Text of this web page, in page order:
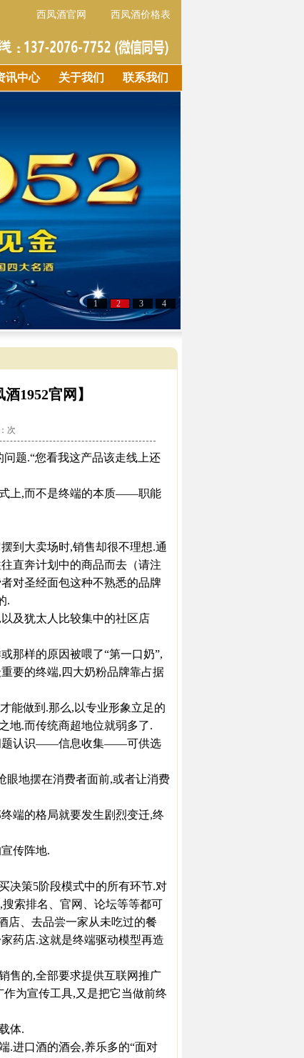
西凤酒官网 西凤酒价格表
讯中心 关于我们 联系我们
1 2 3 4
1952官网】
次
题.“您看我这产品该走线上还
上,而不是终端的本质——职能
到大卖场时,销售却很不理想.通
直奔计划中的商品而去（请注
对圣经面包这种不熟悉的品牌
.
及犹太人比较集中的社区店
样的原因被喂了“第一口奶”,
要的终端,四大奶粉品牌靠占据
能做到.那么,以专业形象立足的
地.而传统商超地位就弱多了.
题认识——信息收集——可供选
地摆在消费者面前,或者让消费
端的格局就要发生剧烈变迁,终
传阵地.
策5阶段模式中的所有环节.对
索排名、官网、论坛等等都可
店、去品尝一家从未吃过的餐
药店.这就是终端驱动模型再造
的,全部要求提供互联网推广
为宣传工具,又是把它当做前终
体.
进口酒的酒会,养乐多的“面对